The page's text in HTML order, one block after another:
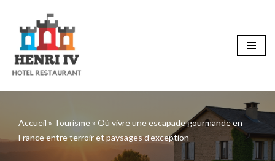
Aller
contenu
Accueil » Tourisme» Où vivre une escapade gourmande en
France entre terroir et paysages d’exception